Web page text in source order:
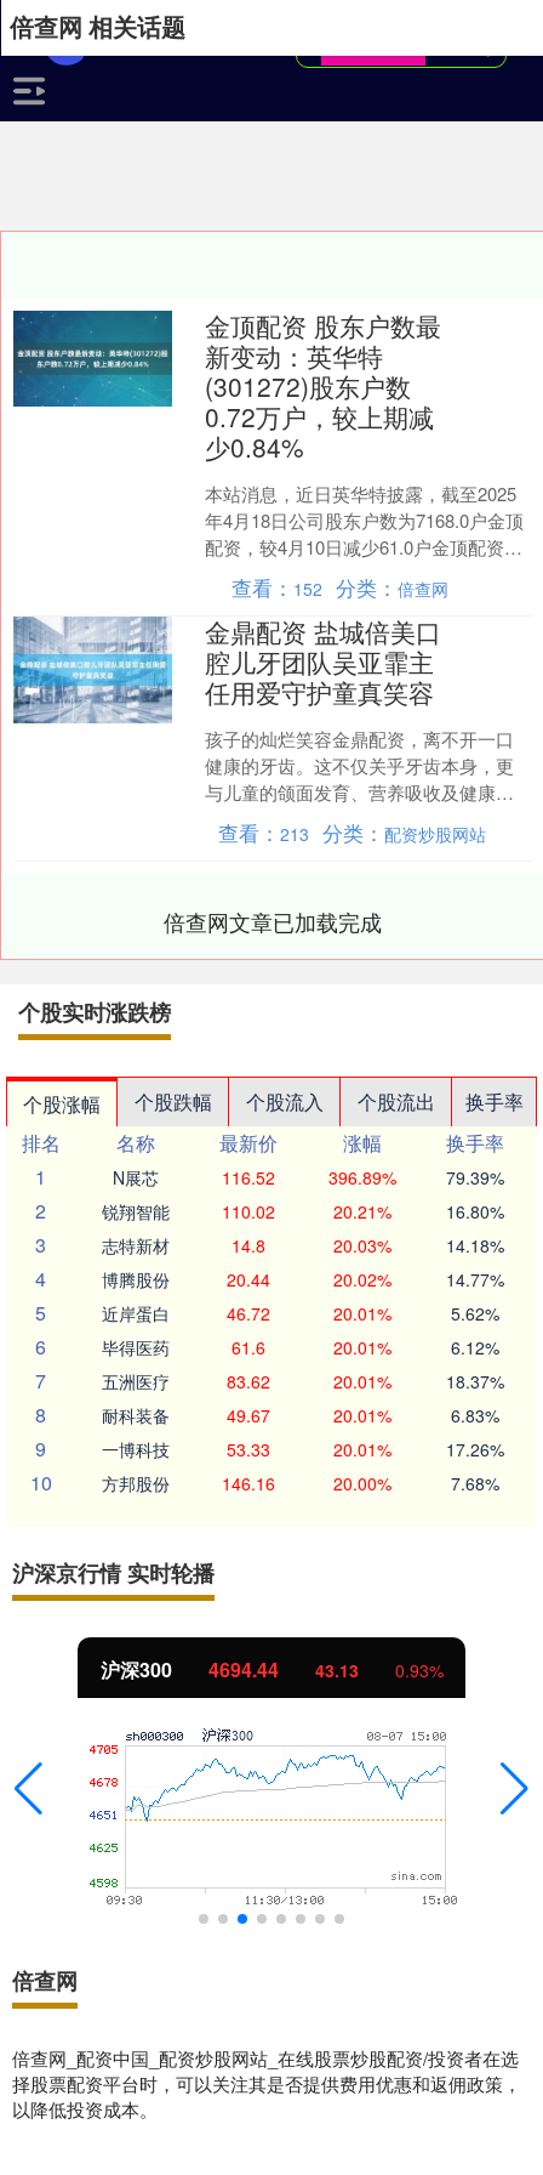
倍查网 相关话题
金顶配资 股东户数最
新变动：英华特
(301272)股东户数
0.72万户，较上期减
少0.84%
本站消息，近日英华特披露，截至2025
年4月18日公司股东户数为7168.0户金顶
配资，较4月10日减少61.0户金顶配资，
减幅为0.84%。户均持股数量由上期....
查看： 152 分类： 倍查网
金鼎配资 盐城倍美口
腔儿牙团队吴亚霏主
任用爱守护童真笑容
孩子的灿烂笑容金鼎配资，离不开一口
健康的牙齿。这不仅关乎牙齿本身，更
与儿童的颌面发育、营养吸收及健康成
长息息相关。一口健康的乳牙不仅能保
证孩子正常咀嚼进食，营养....
查看：213 分类：配资炒股网站
倍查网文章已加载完成
个股实时涨跌榜
个股涨幅 个股跌幅 个股流入 个股流出
换手率
排名
名称 最新价 涨幅
换手率
1
N展芯 116.52 396.89% 79.39%
2 锐翔智能 110.02 20.21% 16.80%
3 志特新材 14.8 20.03% 14.18%
4 博腾股份 20.44 20.02% 14.77%
5 近岸蛋白 46.72 20.01% 5.62%
6 毕得医药 61.6 20.01% 6.12%
7 五洲医疗 83.62 20.01% 18.37%
8 耐科装备 49.67 20.01% 6.83%
9 一博科技 53.33 20.01% 17.26%
10 方邦股份 146.16 20.00% 7.68%
沪深京行情 实时轮播
沪深300 4694.44 43.13 0.93%
倍查网
倍查网_配资中国_配资炒股网站_在线股票炒股配资/投资者在选
择股票配资平台时，可以关注其是否提供费用优惠和返佣政策，
以降低投资成本。